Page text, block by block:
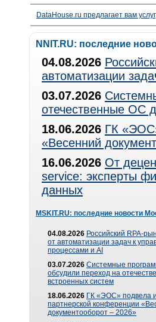
DataHouse.ru предлагает вам
NNIT.RU: последние
04.08.2026
автоматизации
03.07.2026
отечественные ОС
18.06.2026 ГК
«Весенний
16.06.2026 От
service: эксперты
данных
MSKIT.RU: последние новости
04.08.2026 Российский RPA-
от автоматизации задач к
процессами и AI
03.07.2026 Системные
обсудили переход на
встроенных систем
18.06.2026 ГК «ЭОС» подвела
партнерской конференции
документооборот – 2026»